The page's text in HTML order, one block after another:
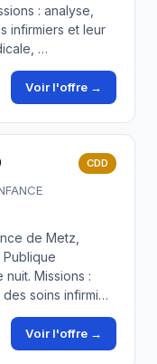
: analyse,
infirmiers et leur
…
Voir l'offre →
CDD
de Metz,
Publique
Missions :
soins infirmi…
Voir l'offre →